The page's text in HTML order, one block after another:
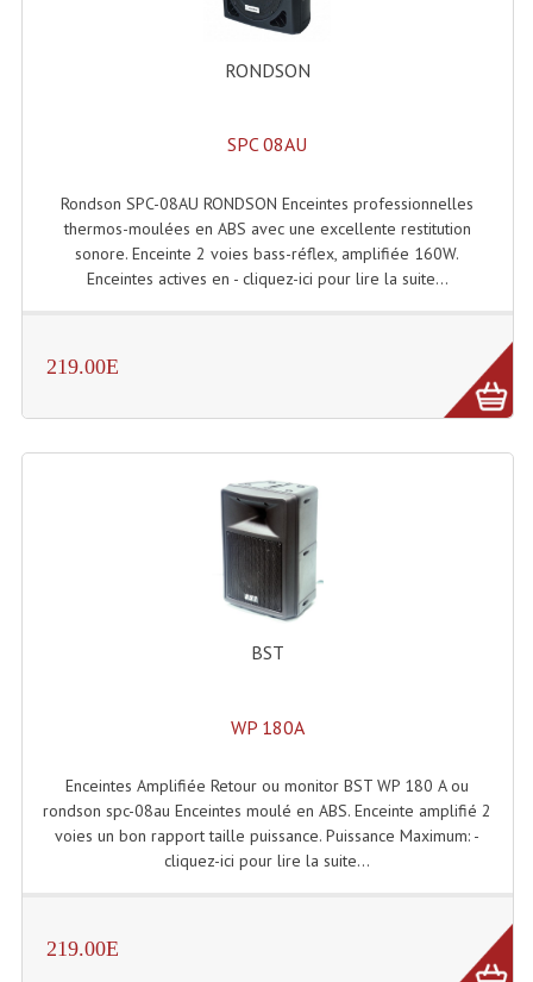
Tour De Travail Et Échafaudage
Flight-Case (s) Et Accessoires
Flight Cases Platine Disque. Lecteurs CD
Flight Malettes Consoles T. Mixages
Flight-Case Pour La Lumière
Meubles DJ
Rack 19" PRO Betonex
Rack 19" Standard Betonex
Rack 19 Pouces Multiplis
Accessoires Flight-Case Coins Roulettes
Machines À Effets Fumées, Mousses, Liquid
RONDSON
SPC 08AU
Rondson SPC-08AU RONDSON Enceintes professionnelles
thermos-moulées en ABS avec une excellente restitution
sonore. Enceinte 2 voies bass-réflex, amplifiée 160W.
Enceintes actives en - cliquez-ici pour lire la suite...
219.00E
BST
WP 180A
Enceintes Amplifiée Retour ou monitor BST WP 180 A ou
rondson spc-08au Enceintes moulé en ABS. Enceinte amplifié 2
voies un bon rapport taille puissance. Puissance Maximum: -
cliquez-ici pour lire la suite...
219.00E